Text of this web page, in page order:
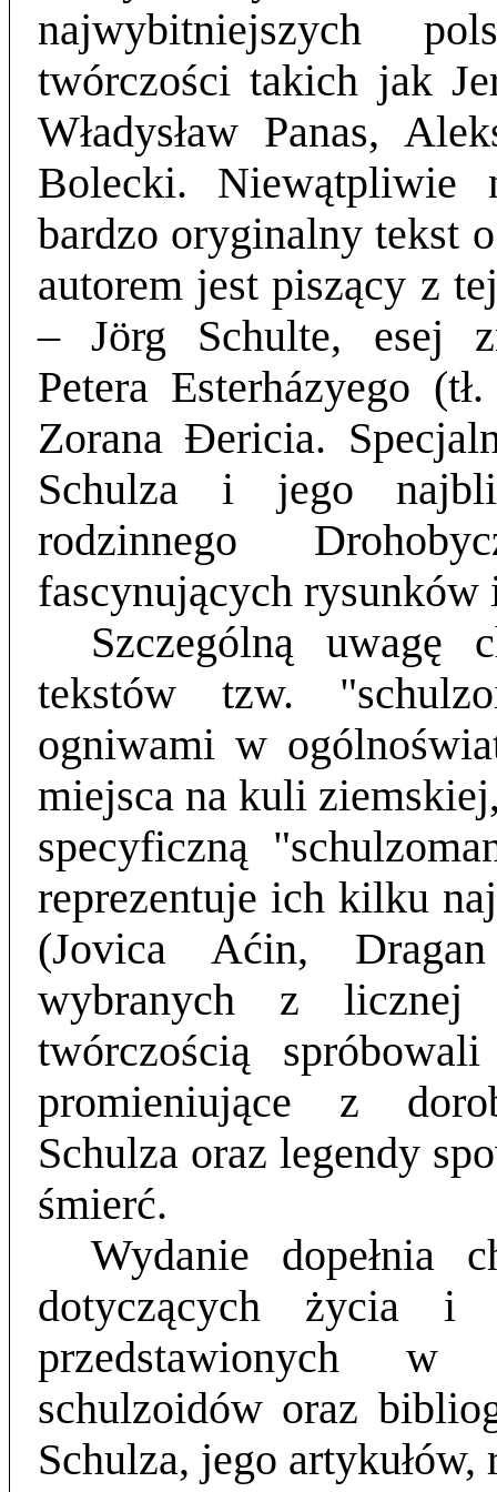
najwybitniejszych
twórczości takich jak
Władysław Panas,
Bolecki. Niewątpliwie
bardzo oryginalny tekst
autorem jest piszący z
– Jörg Schulte, esej
Petera Esterházyego
Zorana Đericia.
Schulza i jego
rodzinnego
fascynujących
Szczególną uwagę
tekstów tzw.
ogniwami w
miejsca na kuli
specyficzną
reprezentuje ich kilku
(Jovica Aćin,
wybranych z
twórczością
promieniujące z
Schulza oraz legendy
śmierć.
Wydanie dopełnia
dotyczących życia i
przedstawionych
schulzoidów oraz
Schulza, jego